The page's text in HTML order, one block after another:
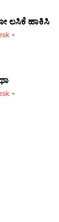
ಲಸಿಕೆ ಹಾಕಿಸಿ
-
-